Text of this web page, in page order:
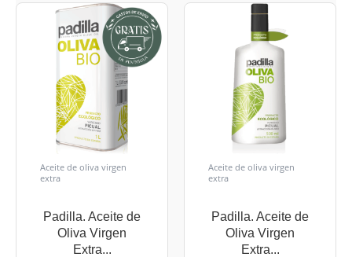
Aceite de oliva virgen
extra
Padilla. Aceite de
Oliva Virgen
Extra...
Aceite de oliva virgen
extra
Padilla. Aceite de
Oliva Virgen
Extra...